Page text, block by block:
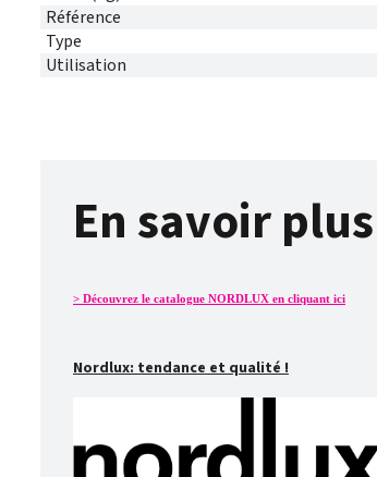
Référence
Type
Utilisation
En savoir plus
> Découvrez le catalogue NORDLUX en cliquant ici
Nordlux: tendance et qualité !